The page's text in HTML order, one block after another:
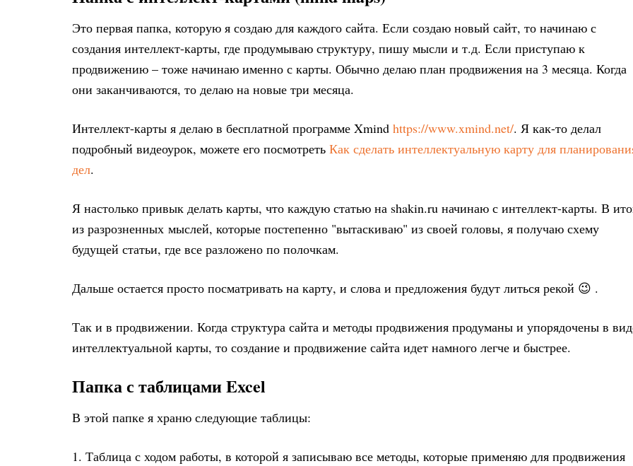
Это первая папка, которую я создаю для каждого сайта. Если создаю новый сайт, то начинаю с
создания интеллект-карты, где продумываю структуру, пишу мысли и т.д. Если приступаю к
продвижению – тоже начинаю именно с карты. Обычно делаю план продвижения на 3 месяца. Когда
они заканчиваются, то делаю на новые три месяца.
Интеллект-карты я делаю в бесплатной программе Xmind https://www.xmind.net/. Я как-то делал
подробный видеоурок, можете его посмотреть Как сделать интеллектуальную карту для
дел.
Я настолько привык делать карты, что каждую статью на shakin.ru начинаю с интеллект-карты. В
из разрозненных мыслей, которые постепенно "вытаскиваю" из своей головы, я получаю схему
будущей статьи, где все разложено по полочкам.
Дальше остается просто посматривать на карту, и слова и предложения будут литься рекой 😉 .
Так и в продвижении. Когда структура сайта и методы продвижения продуманы и упорядочены в
интеллектуальной карты, то создание и продвижение сайта идет намного легче и быстрее.
Папка с таблицами Excel
В этой папке я храню следующие таблицы:
1. Таблица с ходом работы, в которой я записываю все методы, которые применяю для продвижения